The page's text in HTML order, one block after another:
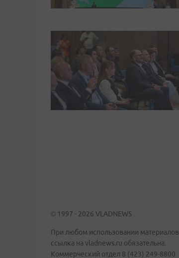
© 1997 - 2026 VLADNEWS
При любом использовании материалов
ссылка на vladnews.ru обязательна.
Коммерческий отдел 8 (423) 249-8800